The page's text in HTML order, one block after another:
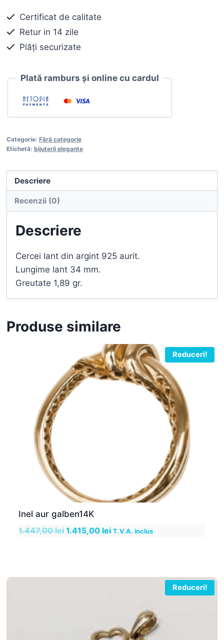
Certificat de calitate
Retur in 14 zile
Plăți securizate
Plată ramburs și online cu cardul
Categorie: Fără categorie
Etichetă: bijuterii elegante
Descriere
Recenzii (0)
Descriere
Cercei lant din argint 925 aurit.
Lungime lant 34 mm.
Greutate 1,89 gr.
Produse similare
Reduceri!
Inel aur galben14K
1.447,00leiPrețul
1.447,00 lei.
1.415,00 leiPrețul
T.V.A. inclus
Reduceri!